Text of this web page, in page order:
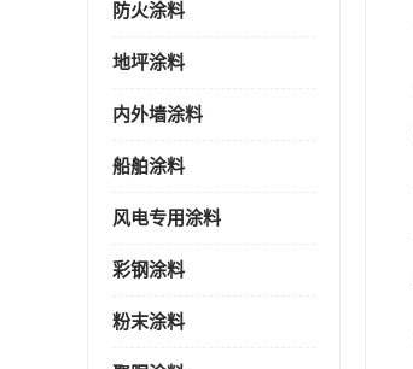
防火涂料
地坪涂料
内外墙涂料
船舶涂料
风电专用涂料
彩钢涂料
粉末涂料